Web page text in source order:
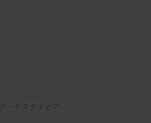
・デスクチェア